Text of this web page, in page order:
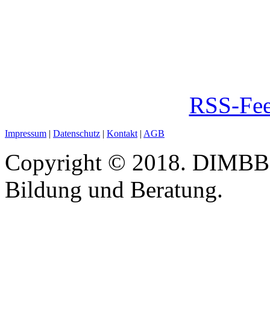
RSS-
Impressum | Datenschutz | Kontakt | AGB
Copyright © 2018.
Bildung und Beratung.